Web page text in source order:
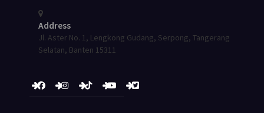
Address
Jl. Aster No. 1, Lengkong Gudang, Serpong, Tangerang
Selatan, Banten 15311